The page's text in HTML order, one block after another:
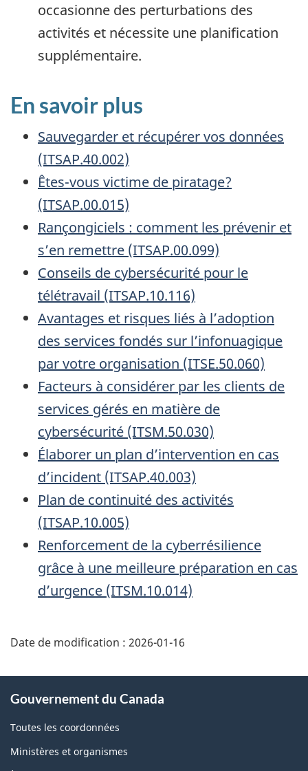
occasionne des perturbations des
activités et nécessite une planification
supplémentaire.
En savoir plus
Sauvegarder et récupérer vos données
(ITSAP.40.002)
Êtes-vous victime de piratage?
(ITSAP.00.015)
Rançongiciels : comment les prévenir et
s’en remettre (ITSAP.00.099)
Conseils de cybersécurité pour le
télétravail (ITSAP.10.116)
Avantages et risques liés à l’adoption
des services fondés sur l’infonuagique
par votre organisation (ITSE.50.060)
Facteurs à considérer par les clients de
services gérés en matière de
cybersécurité (ITSM.50.030)
Élaborer un plan d’intervention en cas
d’incident (ITSAP.40.003)
Plan de continuité des activités
(ITSAP.10.005)
Renforcement de la cyberrésilience
grâce à une meilleure préparation en cas
d’urgence (ITSM.10.014)
Date de modification : 2026-01-16
propos
de
ce
Gouvernement du Canada
Toutes les coordonnées
Ministères et organismes